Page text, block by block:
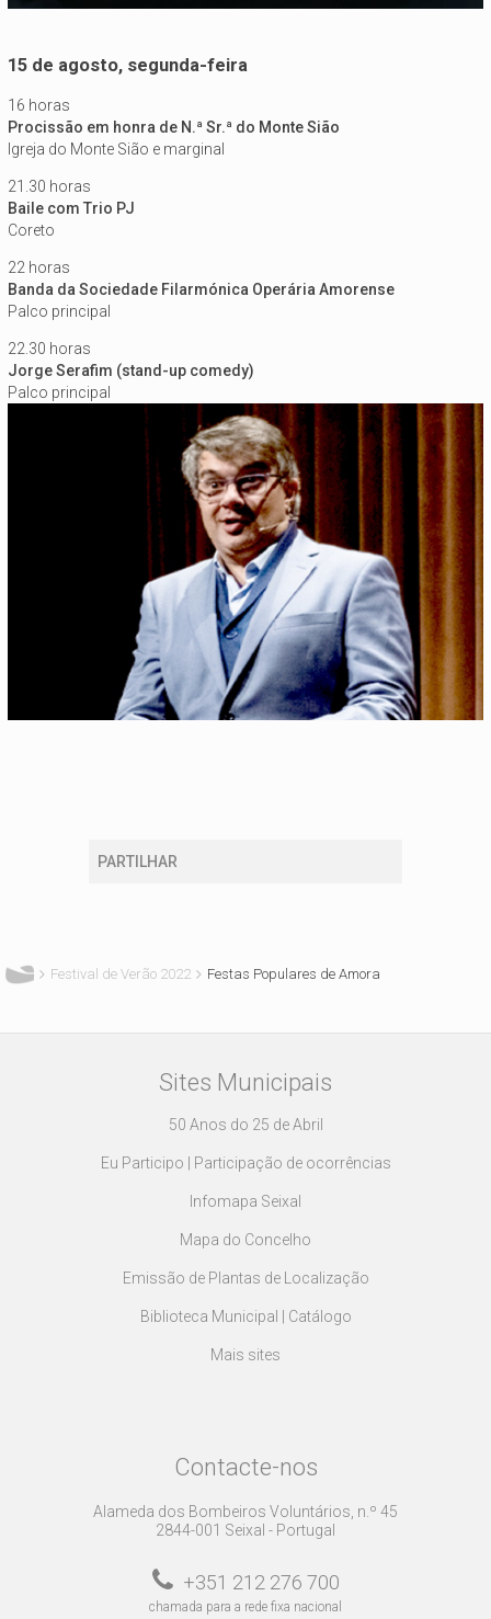
15 de agosto, segunda-feira
16 horas
Procissão em honra de N.ª Sr.ª do Monte Sião
Igreja do Monte Sião e marginal
21.30 horas
Baile com Trio PJ
Coreto
22 horas
Banda da Sociedade Filarmónica Operária Amorense
Palco principal
22.30 horas
Jorge Serafim (stand-up comedy)
Palco principal
PARTILHAR
Festival de Verão 2022 Festas Populares de Amora
Sites Municipais
50 Anos do 25 de Abril
Eu Participo | Participação de ocorrências
Infomapa Seixal
Mapa do Concelho
Emissão de Plantas de Localização
Biblioteca Municipal | Catálogo
Mais sites
Contacte-nos
Alameda dos Bombeiros Voluntários, n.º 45
2844-001 Seixal - Portugal
+351 212 276 700
chamada para a rede fixa nacional